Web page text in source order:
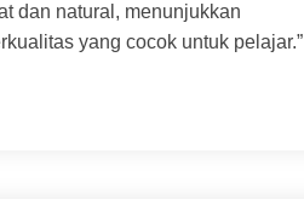
dan natural, menunjukkan
yang cocok untuk pelajar.”